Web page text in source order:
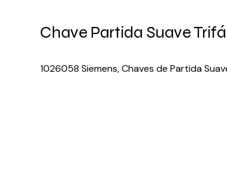
Chave Partida Suave
1026058 Siemens, Chaves de Partida